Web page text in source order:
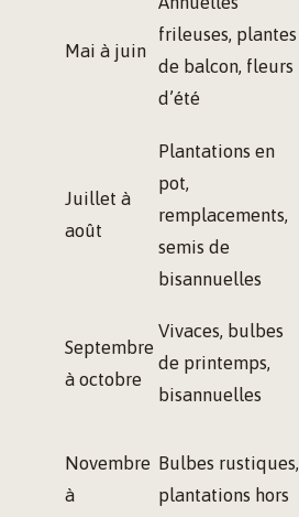
Mai à juin
frileuses, plantes
de balcon, fleurs
d’été
Juillet à
août
Plantations en
pot,
remplacements,
semis de
bisannuelles
Septembre
à octobre
Vivaces, bulbes
de printemps,
bisannuelles
Novembre
à
Bulbes rustiques,
plantations hors